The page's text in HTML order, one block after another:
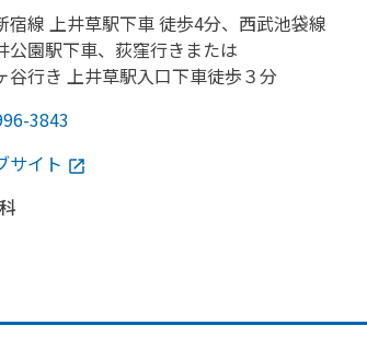
宿線 上井草駅下車 徒歩4分、 西武池袋線
公園駅下車、 荻窪行きまたは
谷行き 上井草駅入口下車徒歩３分
3843
サイト